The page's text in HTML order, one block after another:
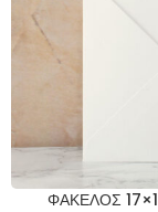
ΦΑΚΕΛΟΣ